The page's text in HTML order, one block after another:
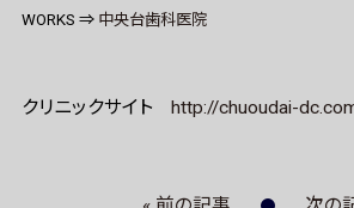
WORKS ⇒ 中央台歯科医院
クリニックサイト http://chuoudai-